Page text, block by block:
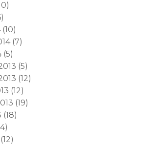
(10)
(7)
(5)
(5)
(12)
(12)
(19)
(18)
(12)